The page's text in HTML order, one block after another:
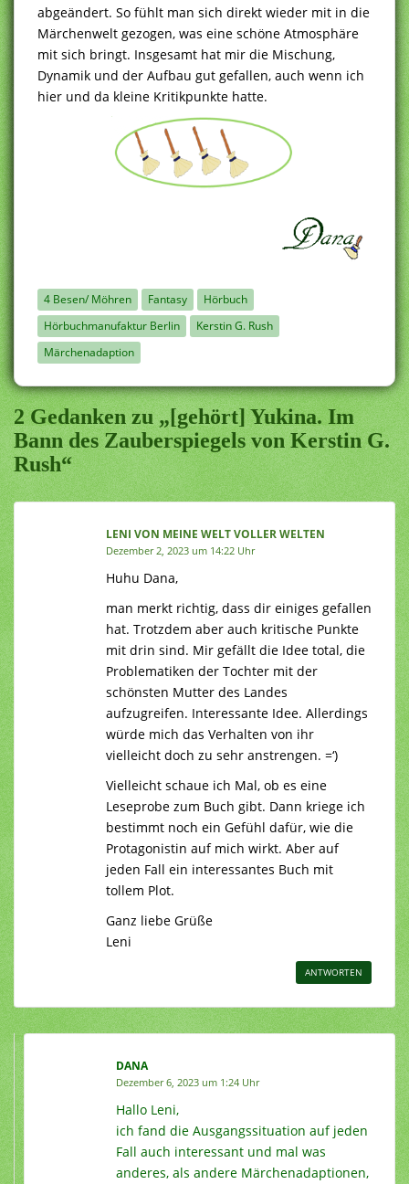
abgeändert. So fühlt man sich direkt wieder mit in die
Märchenwelt gezogen, was eine schöne Atmosphäre
mit sich bringt. Insgesamt hat mir die Mischung,
Dynamik und der Aufbau gut gefallen, auch wenn ich
hier und da kleine Kritikpunkte hatte.
4 Besen/ Möhren Fantasy
Hörbuch
Hörbuchmanufaktur Berlin
Kerstin G. Rush
Märchenadaption
2 Gedanken zu „[gehört] Yukina. Im
Bann des Zauberspiegels von Kerstin G.
Rush“
LENI VON MEINE WELT VOLLER WELTEN
Dezember 2, 2023 um 14:22 Uhr
Huhu Dana,
man merkt richtig, dass dir einiges gefallen
hat. Trotzdem aber auch kritische Punkte
mit drin sind. Mir gefällt die Idee total, die
Problematiken der Tochter mit der
schönsten Mutter des Landes
aufzugreifen. Interessante Idee. Allerdings
würde mich das Verhalten von ihr
vielleicht doch zu sehr anstrengen. =‘)
Vielleicht schaue ich Mal, ob es eine
Leseprobe zum Buch gibt. Dann kriege ich
bestimmt noch ein Gefühl dafür, wie die
Protagonistin auf mich wirkt. Aber auf
jeden Fall ein interessantes Buch mit
tollem Plot.
Ganz liebe Grüße
Leni
ANTWORTEN
DANA
Dezember 6, 2023 um 1:24 Uhr
Hallo Leni,
ich fand die Ausgangssituation auf jeden
Fall auch interessant und mal was
anderes, als andere Märchenadaptionen,